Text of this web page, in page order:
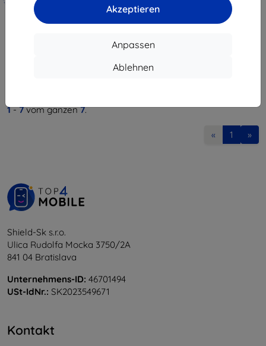
Akzeptieren
Anpassen
Ablehnen
19,90 €
1-7vom ganzen7.
« 1 »
Shield-Sk s.r.o.
Ulica Rudolfa Mocka 3750/2A
841 04 Bratislava
Unternehmens-ID: 46701494
USt-IdNr.: SK2023549671
Kontakt